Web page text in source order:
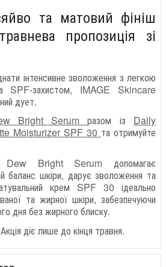
та матовий фініш
пропозиція зі
інтенсивне зволоження з легкою
SPF-захистом, IMAGE Skincare
дует.
Bright Serumразом із Daily
Moisturizer SPF 30 та отримуйте
Dew Bright Serum допомагає
баланс шкіри, дарує зволоження та
крем SPF 30 ідеально
та жирної шкіри, забезпечуючи
дня без жирного блиску.
діє лише до кінця травня.